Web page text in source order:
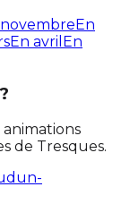
En
En avril En
animations
de Tresques.